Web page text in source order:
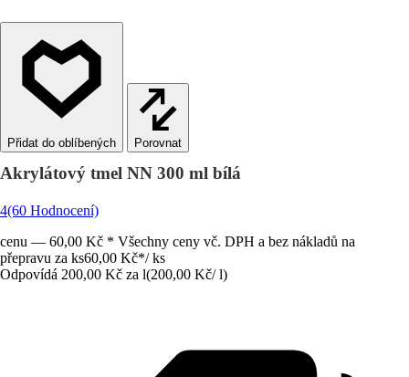
Porovnat
Akrylátový tmel NN 300 ml bílá
4(60 Hodnocení)
cenu — 60,00 Kč * Všechny ceny vč. DPH a bez nákladů na
přepravu za ks60,00 Kč*/ ks
Odpovídá 200,00 Kč za l(200,00 Kč/ l)